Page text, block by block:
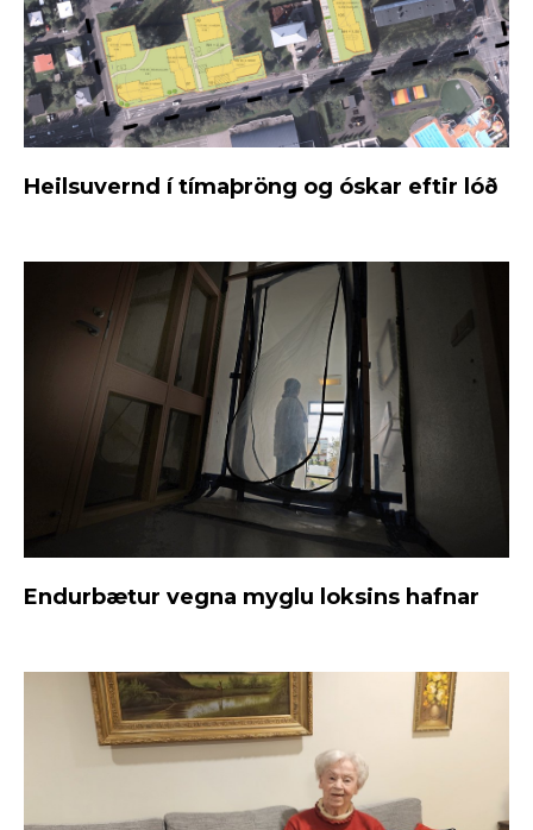
Heilsuvernd í tímaþröng og óskar eftir lóð
Endurbætur vegna myglu loksins hafnar